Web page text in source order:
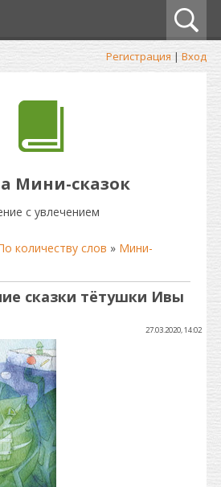
Регистрация | Вход
Мини-сказок
с увлечением
количеству слов » Мини-
сказки тётушки Ивы
27.03.2020, 14:02